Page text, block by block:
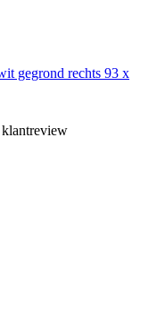
gegrond rechts 93 x
klantreview